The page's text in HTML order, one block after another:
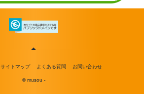
サイトマップ よくある質問 お問い合わせ
© musou -